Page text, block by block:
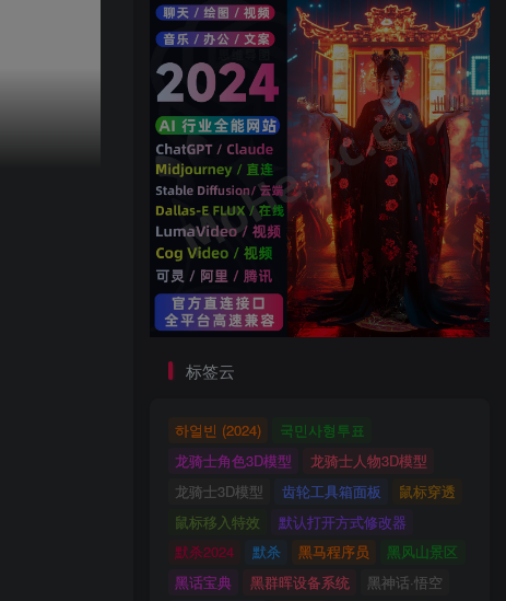
标签云
하얼빈 (2024)
국민사형투표
龙骑士角色3D模型
龙骑士人物3D模型
龙骑士3D模型
齿轮工具箱面板
鼠标穿透
鼠标移入特效
默认打开方式修改器
默杀2024
默杀 黑马程序员
黑风山景区
黑话宝典
黑群晖设备系统
黑神话·悟空